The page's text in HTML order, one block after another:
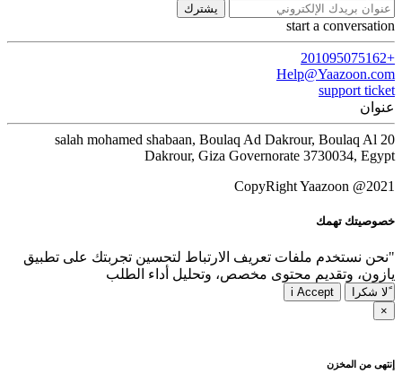
يشترك
start a conversation
+201095075162
Help@Yaazoon.com
support ticket
عنوان
20 salah mohamed shabaan, Boulaq Ad Dakrour, Boulaq Al
Dakrour, Giza Governorate 3730034, Egypt
CopyRight Yaazoon @2021
خصوصيتك تهمك
"نحن نستخدم ملفات تعريف الارتباط لتحسين تجربتك على تطبيق
يازون، وتقديم محتوى مخصص، وتحليل أداء الطلب
ًلا شكرا
i Accept
×
إنتهى من المخزن